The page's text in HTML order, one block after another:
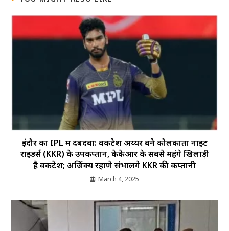
इंदौर का IPL में दबदबा: वेंकटेश अय्यर बने कोलकाता नाइट
राइडर्स (KKR) के उपकप्तान, केकेआर के सबसे महंगे खिलाड़ी
है वेंकटेश; अजिंक्य रहाणे संभालेंगे KKR की कप्तानी
March 4, 2025